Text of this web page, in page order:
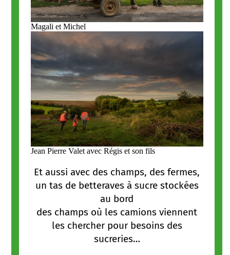
Magali et Michel
Jean Pierre Valet avec Régis et son fils
Et aussi avec des champs, des fermes,
un tas de betteraves à sucre stockées
au bord
des champs où les camions viennent
les chercher pour besoins des
sucreries…